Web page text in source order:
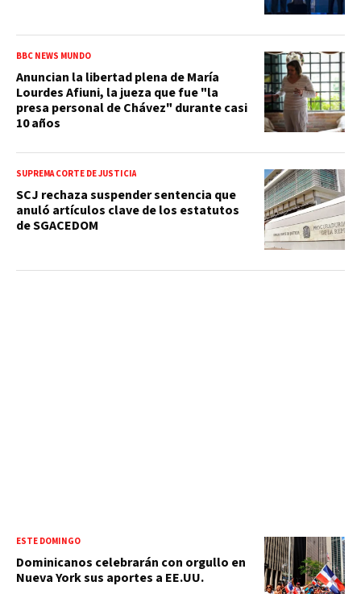
BBC NEWS MUNDO
Anuncian la libertad plena de María
Lourdes Afiuni, la jueza que fue "la
presa personal de Chávez" durante casi
10 años
SUPREMA CORTE DE JUSTICIA
SCJ rechaza suspender sentencia que
anuló artículos clave de los estatutos
de SGACEDOM
ESTE DOMINGO
Dominicanos celebrarán con orgullo en
Nueva York sus aportes a EE.UU.